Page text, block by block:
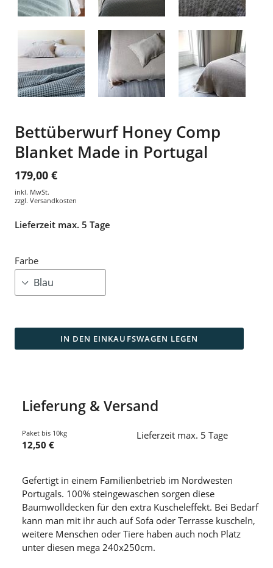
Bettüberwurf Honey Comp
Blanket Made in Portugal
179,00 €
inkl. MwSt.
zzgl. Versandkosten
Lieferzeit max. 5 Tage
Farbe
IN DEN EINKAUFSWAGEN LEGEN
Lieferung & Versand
Paket bis 10kg
12,50 €
Lieferzeit max. 5 Tage
Gefertigt in einem Familienbetrieb im Nordwesten
Portugals. 100% steingewaschen sorgen diese
Baumwolldecken für den extra Kuscheleffekt. Bei Bedarf
kann man mit ihr auch auf Sofa oder Terrasse kuscheln,
weitere Menschen oder Tiere haben auch noch Platz
unter diesen mega 240x250cm.